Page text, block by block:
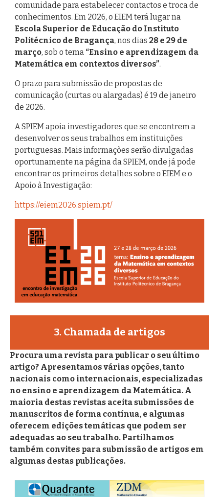
comunidade para estabelecer contactos e troca de
conhecimentos. Em 2026, o EIEM terá lugar na
Escola Superior de Educação do Instituto
Politécnico de Bragança, nos dias 28 e 29 de
março, sob o tema “Ensino e aprendizagem da
Matemática em contextos diversos”.
O prazo para submissão de propostas de
comunicação (curtas ou alargadas) é 19 de janeiro
de 2026.
A SPIEM apoia investigadores que se encontrem a
desenvolver os seus trabalhos em instituições
portuguesas. Mais informações serão divulgadas
oportunamente na página da SPIEM, onde já pode
encontrar os primeiros detalhes sobre o EIEM e o
Apoio à Investigação:
https://eiem2026.spiem.pt/
3. Chamada de artigos
Procura uma revista para publicar o seu último
artigo? Apresentamos várias opções, tanto
nacionais como internacionais, especializadas
no ensino e aprendizagem da Matemática. A
maioria destas revistas aceita submissões de
manuscritos de forma contínua, e algumas
oferecem edições temáticas que podem ser
adequadas ao seu trabalho. Partilhamos
também convites para submissão de artigos em
algumas destas publicações.